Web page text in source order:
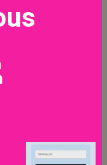
Deep